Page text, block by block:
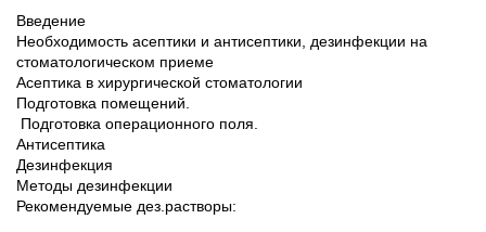
Введение
Необходимость асептики и антисептики, дезинфекции на
стоматологическом приеме
Асептика в хирургической стоматологии
Подготовка помещений.
Подготовка операционного поля.
Антисептика
Дезинфекция
Методы дезинфекции
Рекомендуемые дез.растворы: